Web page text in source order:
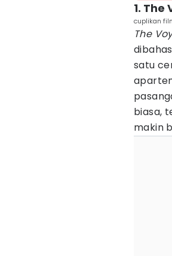
1. The
cuplikan
The
satu
biasa,
makin